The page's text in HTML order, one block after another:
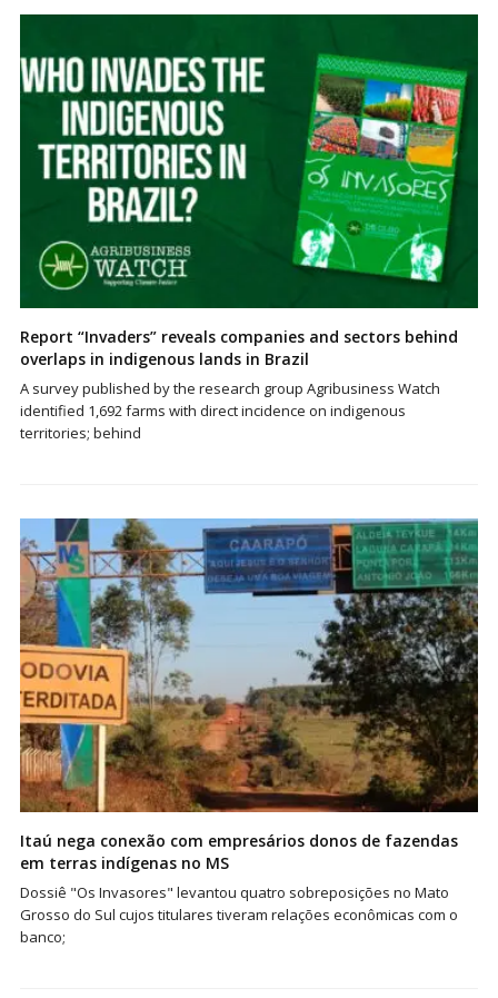
Report “Invaders” reveals companies and sectors behind
overlaps in indigenous lands in Brazil
A survey published by the research group Agribusiness Watch
identified 1,692 farms with direct incidence on indigenous
territories; behind
Itaú nega conexão com empresários donos de fazendas
em terras indígenas no MS
Dossiê "Os Invasores" levantou quatro sobreposições no Mato
Grosso do Sul cujos titulares tiveram relações econômicas com o
banco;